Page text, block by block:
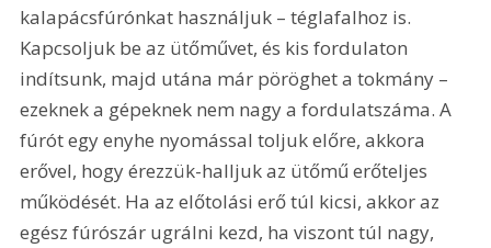
kalapácsfúrónkat használjuk – téglafalhoz is.
Kapcsoljuk be az ütőművet, és kis fordulaton
indítsunk, majd utána már pöröghet a tokmány –
ezeknek a gépeknek nem nagy a fordulatszáma. A
fúrót egy enyhe nyomással toljuk előre, akkora
erővel, hogy érezzük-halljuk az ütőmű erőteljes
működését. Ha az előtolási erő túl kicsi, akkor az
egész fúrószár ugrálni kezd, ha viszont túl nagy,